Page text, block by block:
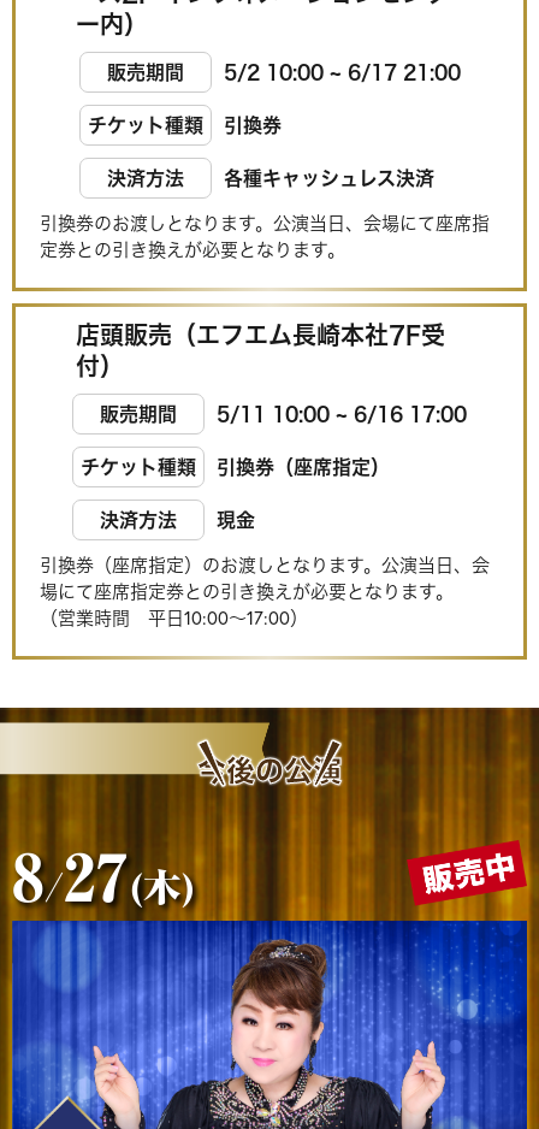
ー内）
販売期間 5/2 10:00 ~ 6/17 21:00
チケット種類 引換券
決済方法 各種キャッシュレス決済
引換券のお渡しとなります。公演当日、会場にて座席指
定券との引き換えが必要となります。
店頭販売（エフエム長崎本社7F受
付）
販売期間 5/11 10:00 ~ 6/16 17:00
チケット種類 引換券（座席指定）
決済方法 現金
引換券（座席指定）のお渡しとなります。公演当日、会
場にて座席指定券との引き換えが必要となります。
（営業時間 平日10:00～17:00）
今後の公演
8/27(木)